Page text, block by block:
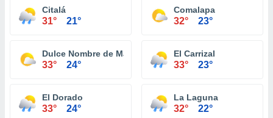
Citalá
31° 21°
Comalapa
32° 23°
Dulce Nombre de María
33° 24°
El Carrizal
33° 23°
El Dorado
33° 24°
La Laguna
32° 22°